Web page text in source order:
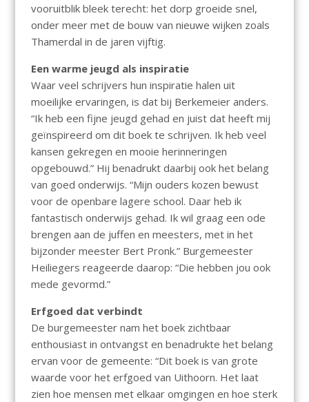
vooruitblik bleek terecht: het dorp groeide snel,
onder meer met de bouw van nieuwe wijken zoals
Thamerdal in de jaren vijftig.
Een warme jeugd als inspiratie
Waar veel schrijvers hun inspiratie halen uit
moeilijke ervaringen, is dat bij Berkemeier anders.
“Ik heb een fijne jeugd gehad en juist dat heeft mij
geïnspireerd om dit boek te schrijven. Ik heb veel
kansen gekregen en mooie herinneringen
opgebouwd.” Hij benadrukt daarbij ook het belang
van goed onderwijs. “Mijn ouders kozen bewust
voor de openbare lagere school. Daar heb ik
fantastisch onderwijs gehad. Ik wil graag een ode
brengen aan de juffen en meesters, met in het
bijzonder meester Bert Pronk.” Burgemeester
Heiliegers reageerde daarop: “Die hebben jou ook
mede gevormd.”
Erfgoed dat verbindt
De burgemeester nam het boek zichtbaar
enthousiast in ontvangst en benadrukte het belang
ervan voor de gemeente: “Dit boek is van grote
waarde voor het erfgoed van Uithoorn. Het laat
zien hoe mensen met elkaar omgingen en hoe sterk